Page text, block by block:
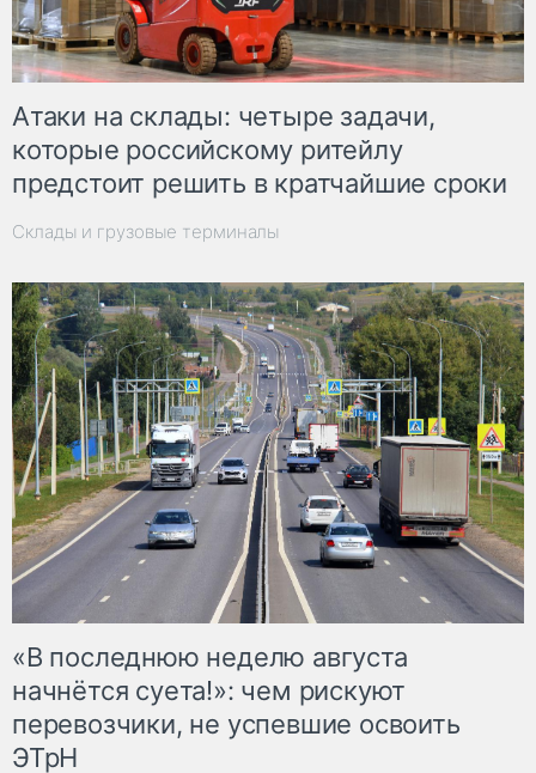
Атаки на склады: четыре задачи,
которые российскому ритейлу
предстоит решить в кратчайшие сроки
Склады и грузовые терминалы
«В последнюю неделю августа
начнётся суета!»: чем рискуют
перевозчики, не успевшие освоить
ЭТрН